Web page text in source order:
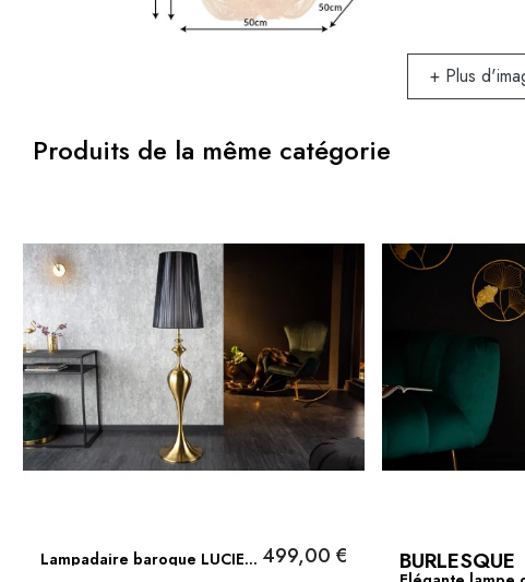
+ Plus
Produits de la même catégorie
Lampadaire baroque LUCIE... 499,00 € BURLESQUE